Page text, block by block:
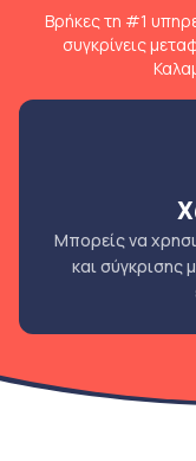
Βρήκες τη #1
συγκρίνεις
Μπορείς να
και